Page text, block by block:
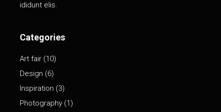
ididunt elis.
Categories
Art fair (10)
Design (6)
Inspiration (3)
Photography (1)